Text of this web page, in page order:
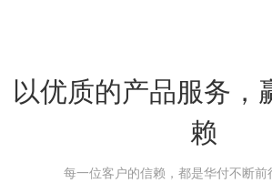
以优质的产品服务，
赖
每一位客户的信赖，都是华付不断前